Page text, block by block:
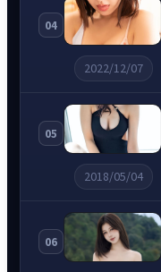
04
2022/12/07
05
2018/05/04
06